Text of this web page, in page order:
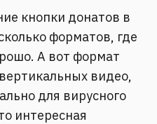
кнопки донатов в
форматов, где
А вот формат
видео,
для вирусного
интересная